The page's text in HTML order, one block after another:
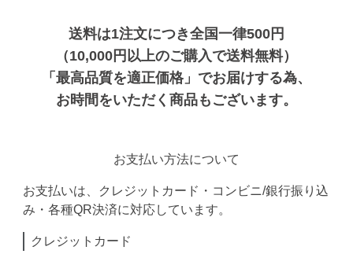
送料は1注文につき全国一律500円
（10,000円以上のご購入で送料無料）
「最高品質を適正価格」でお届けする為、
お時間をいただく商品もございます。
お支払い方法について
お支払いは、クレジットカード・コンビニ/銀行振り込
み・各種QR決済に対応しています。
クレジットカード